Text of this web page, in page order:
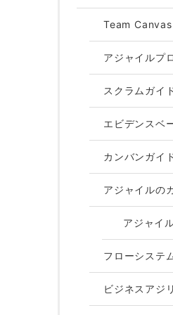
Team
アジャイルプ
スクラムガイ
エビデンスベ
カンバンガイ
アジャイルの
アジャイ
フローシステ
ビジネスアジ